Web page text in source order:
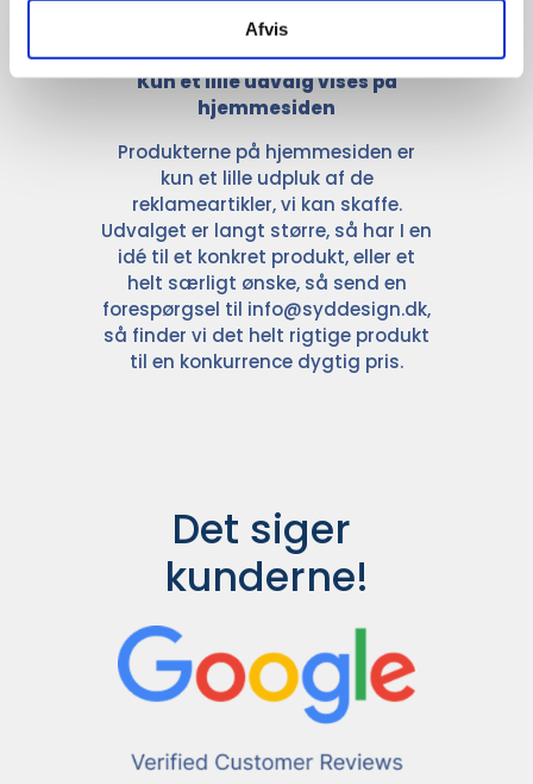
Afvis
Kun et lille udvalg vises på
hjemmesiden
Produkterne på hjemmesiden er
kun et lille udpluk af de
reklameartikler, vi kan skaffe.
Udvalget er langt større, så har I en
idé til et konkret produkt, eller et
helt særligt ønske, så send en
forespørgsel til info@syddesign.dk,
så finder vi det helt rigtige produkt
til en konkurrence dygtig pris.
Det siger
kunderne!